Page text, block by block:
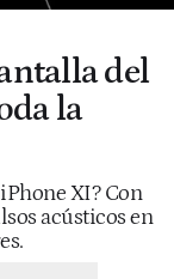
del
la
XI? Con
acústicos en